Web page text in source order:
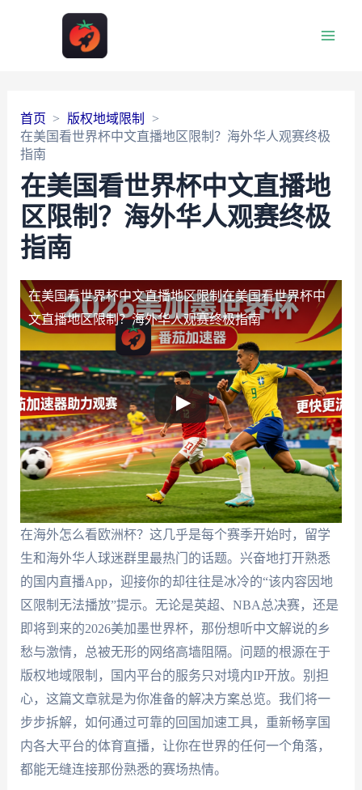
首页
版权地域限制
在美国看世界杯中文直播地区限制？海外华人观赛终极
指南
在美国看世界杯中文直播地
区限制？海外华人观赛终极
指南
在美国看世界杯中文直播地区限制在美国看世界杯中
文直播地区限制？海外华人观赛终极指南
在海外怎么看欧洲杯？这几乎是每个赛季开始时，留学
生和海外华人球迷群里最热门的话题。兴奋地打开熟悉
的国内直播App，迎接你的却往往是冰冷的“该内容因地
区限制无法播放”提示。无论是英超、NBA总决赛，还是
即将到来的2026美加墨世界杯，那份想听中文解说的乡
愁与激情，总被无形的网络高墙阻隔。问题的根源在于
版权地域限制，国内平台的服务只对境内IP开放。别担
心，这篇文章就是为你准备的解决方案总览。我们将一
步步拆解，如何通过可靠的回国加速工具，重新畅享国
内各大平台的体育直播，让你在世界的任何一个角落，
都能无缝连接那份熟悉的赛场热情。